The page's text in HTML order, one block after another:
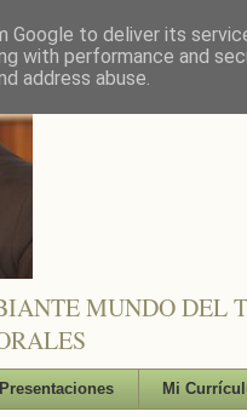
MUNDO DEL
Presentaciones Mi
Google to deliver its
with performance and
address abuse.